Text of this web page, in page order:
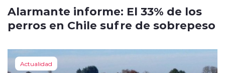
Alarmante informe: El 33% de los
perros en Chile sufre de sobrepeso
Actualidad